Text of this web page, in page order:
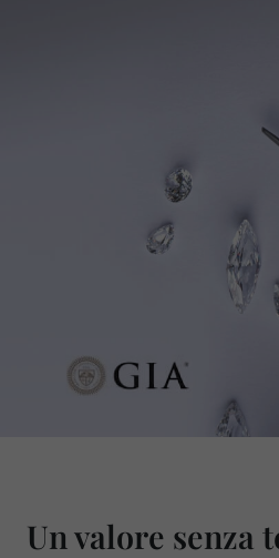
Un valore senza